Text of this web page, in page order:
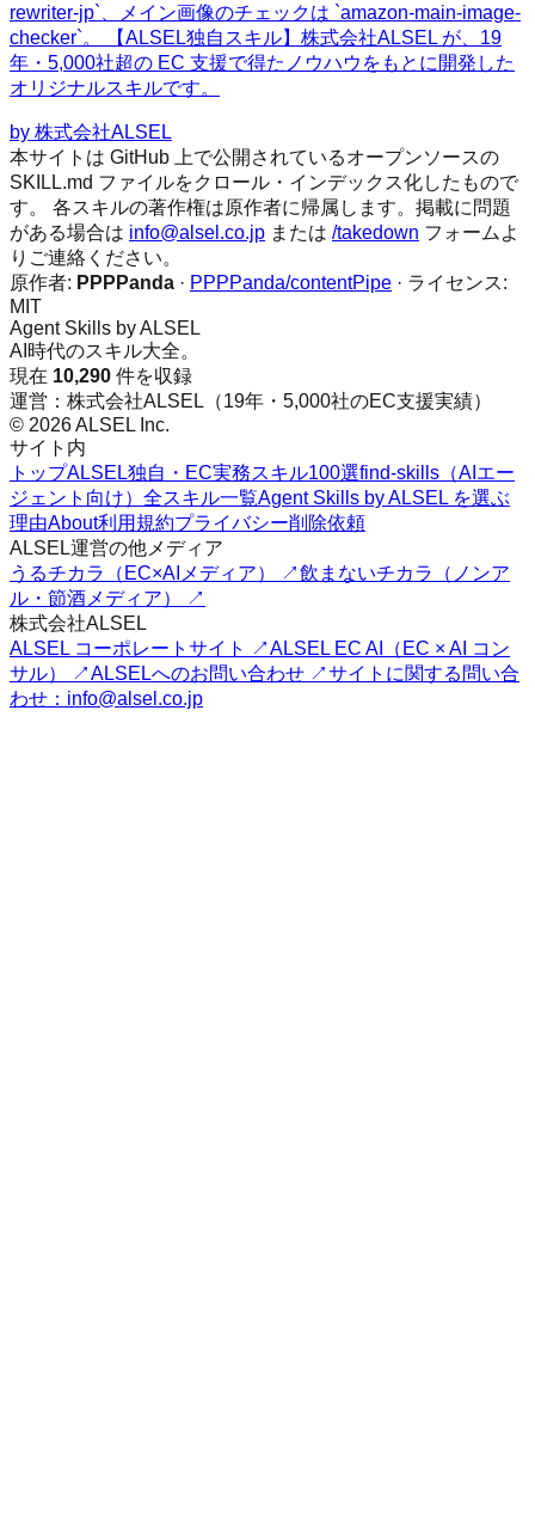
rewriter-jp`、メイン画像のチェックは `amazon-main-image-
checker`。 【ALSEL独自スキル】株式会社ALSEL が、19
年・5,000社超の EC 支援で得たノウハウをもとに開発した
オリジナルスキルです。
by 株式会社ALSEL
本サイトは GitHub 上で公開されているオープンソースの
SKILL.md ファイルをクロール・インデックス化したもので
す。 各スキルの著作権は原作者に帰属します。掲載に問題
がある場合は info@alsel.co.jp または /takedown フォームよ
りご連絡ください。
原作者: PPPPanda · PPPPanda/contentPipe · ライセンス:
MIT
Agent Skills by ALSEL
AI時代のスキル大全。
現在 10,290 件を収録
運営：株式会社ALSEL（19年・5,000社のEC支援実績）
© 2026 ALSEL Inc.
サイト内
トップALSEL独自・EC実務スキル100選find-skills（AIエー
ジェント向け） 全スキル一覧Agent Skills by ALSEL を選ぶ
理由About利用規約プライバシー削除依頼
ALSEL運営の他メディア
うるチカラ（EC×AIメディア） ↗飲まないチカラ（ノンア
ル・節酒メディア） ↗
株式会社ALSEL
ALSEL コーポレートサイト ↗ALSEL EC AI（EC × AI コン
サル） ↗ALSELへのお問い合わせ ↗サイトに関する問い合
わせ：info@alsel.co.jp